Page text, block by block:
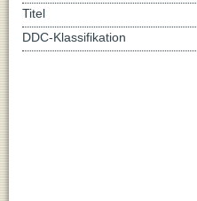
Titel
DDC-Klassifikation